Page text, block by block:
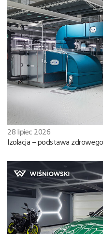
28 lipiec 2026
Izolacja – podstawa